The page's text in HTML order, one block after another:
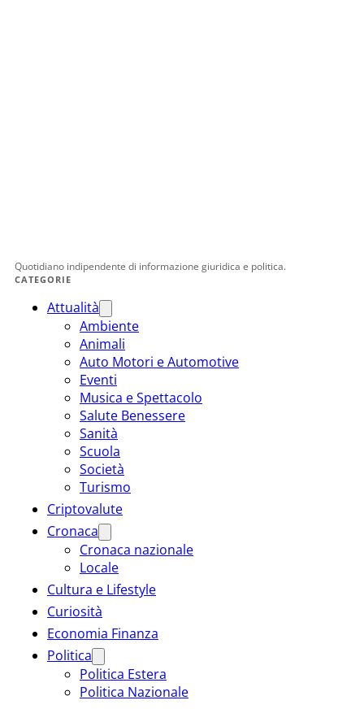
Quotidiano indipendente di informazione giuridica e politica.
CATEGORIE
Attualità
Ambiente
Animali
Auto Motori e Automotive
Eventi
Musica e Spettacolo
Salute Benessere
Sanità
Scuola
Società
Turismo
Criptovalute
Cronaca
Cronaca nazionale
Locale
Cultura e Lifestyle
Curiosità
Economia Finanza
Politica
Politica Estera
Politica Nazionale